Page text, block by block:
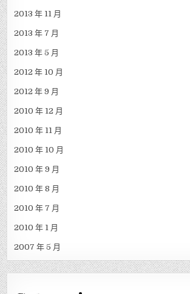
2013 年 11 月
2013 年 7 月
2013 年 5 月
2012 年 10 月
2012 年 9 月
2010 年 12 月
2010 年 11 月
2010 年 10 月
2010 年 9 月
2010 年 8 月
2010 年 7 月
2010 年 1 月
2007 年 5 月